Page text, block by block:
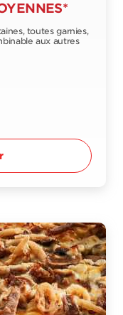
toutes garnies,
aux autres